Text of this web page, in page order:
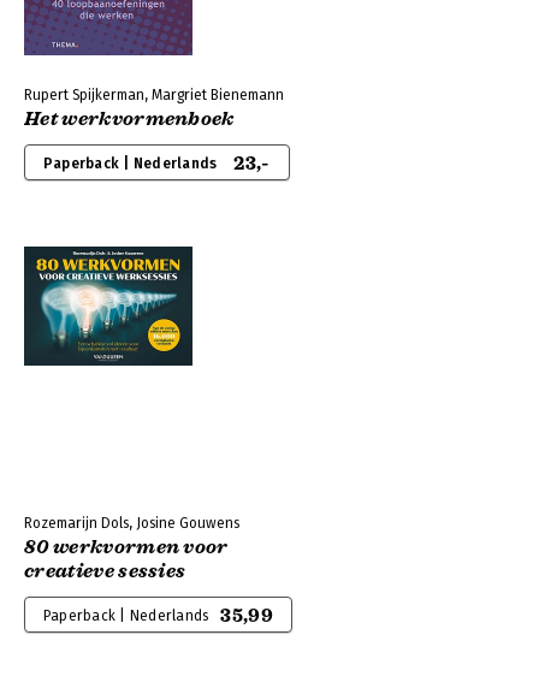
Rupert Spijkerman, Margriet Bienemann
Het werkvormenboek
Paperback | Nederlands 23,-
Rozemarijn Dols, Josine Gouwens
80 werkvormen voor
creatieve sessies
Paperback | Nederlands 35,99